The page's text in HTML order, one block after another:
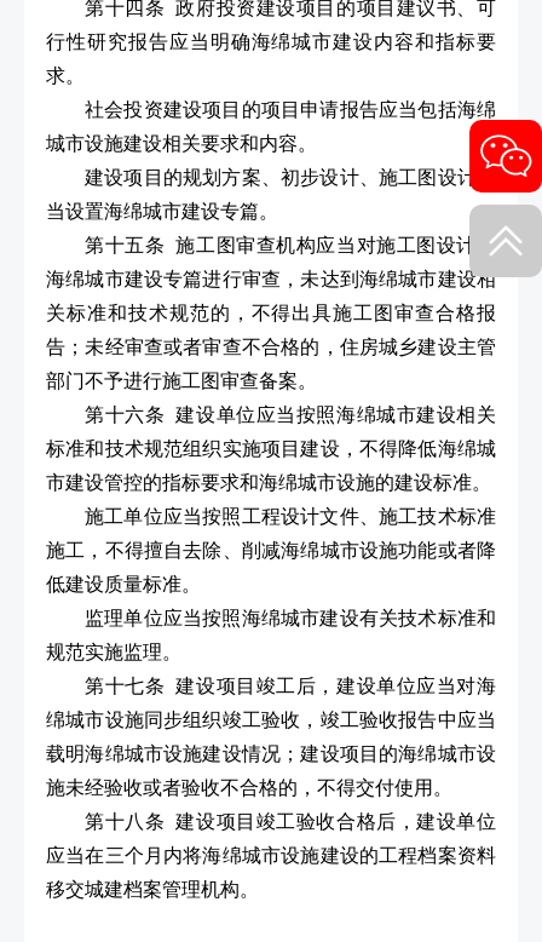
第十四条 政府投资建设项目的项目建议书、可
行性研究报告应当明确海绵城市建设内容和指标要
求。
社会投资建设项目的项目申请报告应当包括海绵
城市设施建设相关要求和内容。
建设项目的规划方案、初步设计、施工图设计应
当设置海绵城市建设专篇。
第十五条 施工图审查机构应当对施工图设计的
海绵城市建设专篇进行审查，未达到海绵城市建设相
关标准和技术规范的，不得出具施工图审查合格报
告；未经审查或者审查不合格的，住房城乡建设主管
部门不予进行施工图审查备案。
第十六条 建设单位应当按照海绵城市建设相关
标准和技术规范组织实施项目建设，不得降低海绵城
市建设管控的指标要求和海绵城市设施的建设标准。
施工单位应当按照工程设计文件、施工技术标准
施工，不得擅自去除、削减海绵城市设施功能或者降
低建设质量标准。
监理单位应当按照海绵城市建设有关技术标准和
规范实施监理。
第十七条 建设项目竣工后，建设单位应当对海
绵城市设施同步组织竣工验收，竣工验收报告中应当
载明海绵城市设施建设情况；建设项目的海绵城市设
施未经验收或者验收不合格的，不得交付使用。
第十八条 建设项目竣工验收合格后，建设单位
应当在三个月内将海绵城市设施建设的工程档案资料
移交城建档案管理机构。